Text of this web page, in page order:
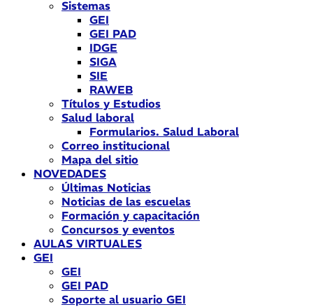
Sistemas
GEI
GEI PAD
IDGE
SIGA
SIE
RAWEB
Títulos y Estudios
Salud laboral
Formularios. Salud Laboral
Correo institucional
Mapa del sitio
NOVEDADES
Últimas Noticias
Noticias de las escuelas
Formación y capacitación
Concursos y eventos
AULAS VIRTUALES
GEI
GEI
GEI PAD
Soporte al usuario GEI